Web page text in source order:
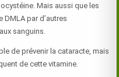
Mais aussi que les
par d’autres
sanguins.
de prévenir la cataracte, mais
de cette vitamine.